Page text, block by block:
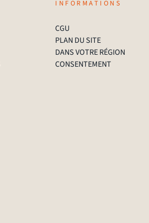
INFORMATIONS
CGU
PLAN DU SITE
DANS VOTRE RÉGION
CONSENTEMENT